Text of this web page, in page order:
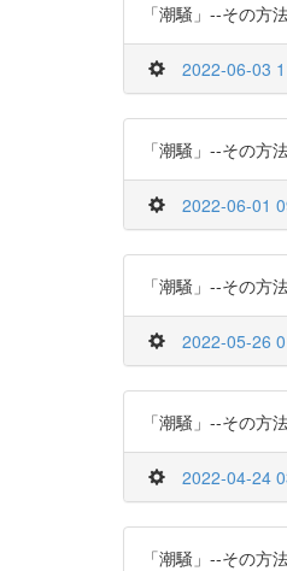
「潮騒」--その方
2022-06-03
「潮騒」--その方
2022-06-01
「潮騒」--その方
2022-05-26
「潮騒」--その方
2022-04-24
「潮騒」--その方